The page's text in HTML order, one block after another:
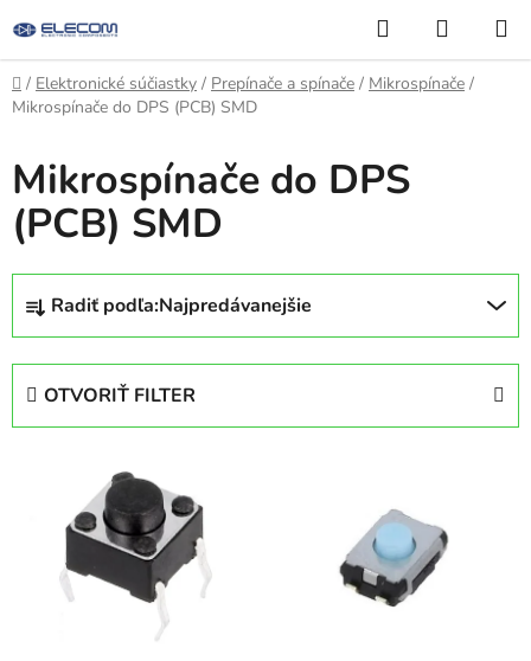
na
obsah
Hľadať
KOŠÍK
Domov
/ Elektronické súčiastky / Prepínače a spínače / Mikrospínače /
Mikrospínače do DPS (PCB) SMD
Mikrospínače do DPS
(PCB) SMD
R
d
Radiť podľa:Najpredávanejšie
OTVORIŤ FILTER